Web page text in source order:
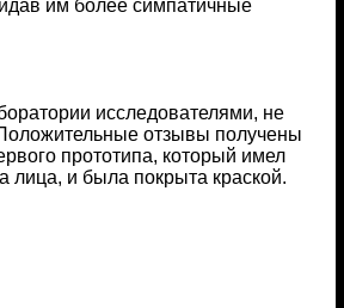
им более симпатичные
исследователями, не
отзывы получены
прототипа, который имел
лица, и была покрыта краской.